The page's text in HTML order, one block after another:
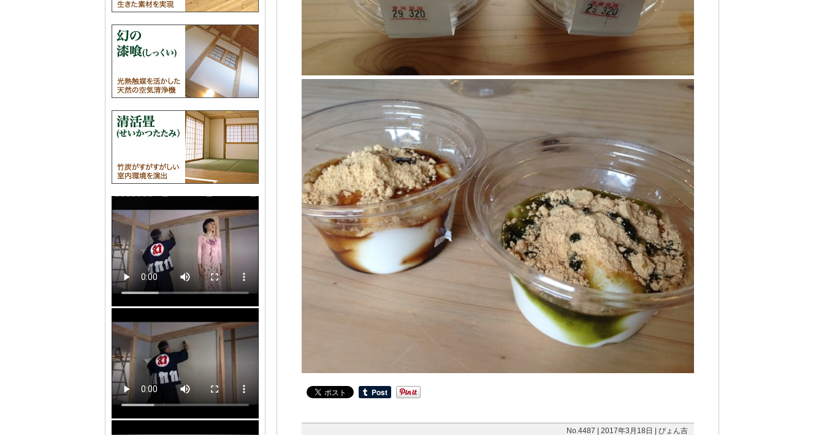
No.4487 | 2017年3月18日 | ぴょん吉